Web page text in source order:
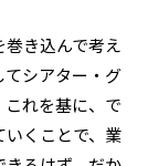
巻き込んで考え
シアター・グ
れを基に、で
くことで、業